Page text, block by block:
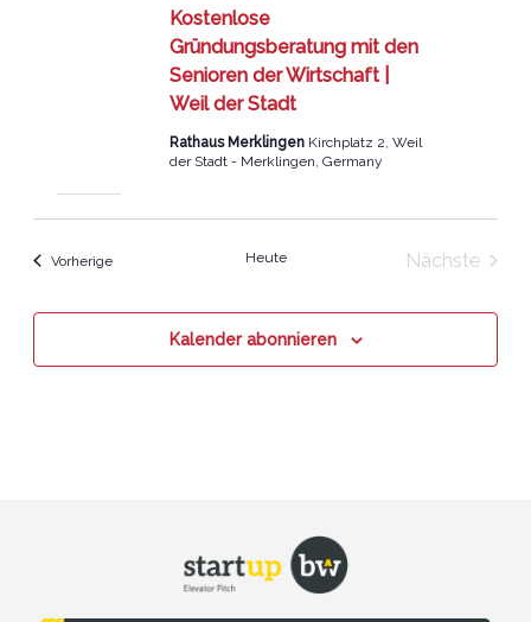
Kostenlose
Gründungsberatung mit den
Senioren der Wirtschaft |
Weil der Stadt
Rathaus Merklingen Kirchplatz 2, Weil
der Stadt - Merklingen, Germany
VorherigeVeranstaltungen Heute
Nächste
Kalender abonnieren